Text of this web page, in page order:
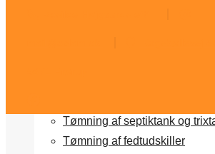
Tømning af septiktank og
Tømning af fedtudskiller